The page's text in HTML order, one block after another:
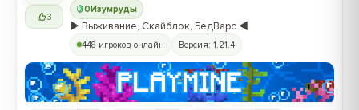
3
0Изумруды
▶️ Выживание, Скайблок, БедВарс ◀️
448 игроков онлайн Версия: 1.21.4